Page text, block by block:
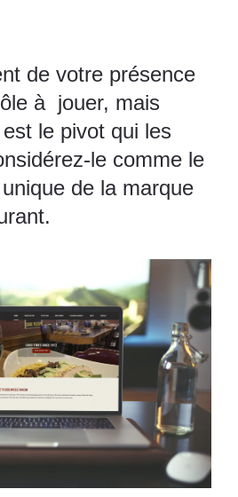
de votre présence
à jouer, mais
le pivot qui les
le comme le
de la marque